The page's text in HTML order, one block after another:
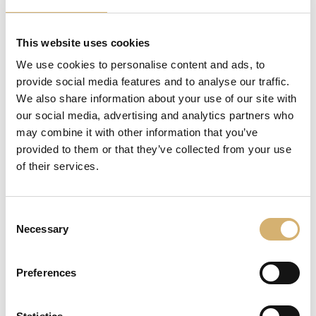
This website uses cookies
We use cookies to personalise content and ads, to
provide social media features and to analyse our traffic.
We also share information about your use of our site with
our social media, advertising and analytics partners who
may combine it with other information that you’ve
provided to them or that they’ve collected from your use
of their services.
Selection
Necessary
Preferences
in caldaie a cielo aperto, la naturale fermentazione e
botticelle per ottenere un lento invecchiamento e una
Questo processo di produzione dell’aceto Balsamico
tradizionale di Modena D.O.P. impone l’utilizzo d’uve
specifiche quali il Trebbiano, i Lambruschi Spergola e
Berzemino con invecchiamenti all’interno di botticelle di
diverse essenze, per lo più rovere, castagno, gelso,
ciliegio e ginepro, ognuno dei quali conferisce una
particolarità organolettica e fisiognomica a questo
rispetta e segue il disciplinare redatto nel mantenimento
dei caratteri distintivi. L’aceto Balsamico tradizionale di
mondo.
esprime al meglio insieme al Parmigiano Reggiano e alle